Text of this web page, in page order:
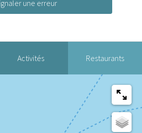
une erreur
Activités Restaurants